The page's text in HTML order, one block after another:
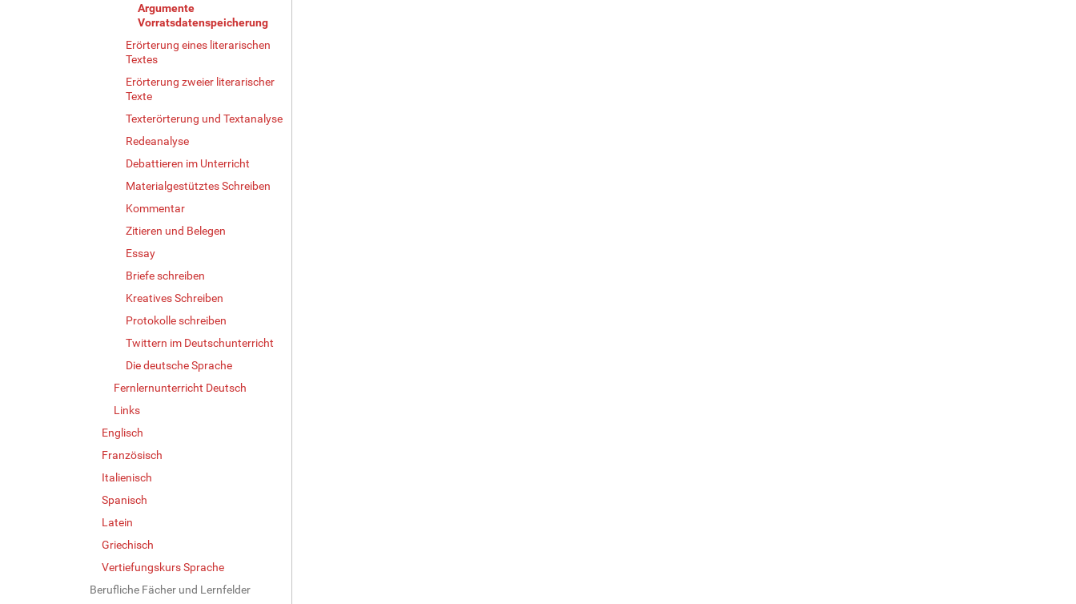
Argumente
Vorratsdatenspeicherung
Erörterung eines literarischen
Textes
Erörterung zweier literarischer
Texte
Texterörterung und Textanalyse
Redeanalyse
Debattieren im Unterricht
Materialgestütztes Schreiben
Kommentar
Zitieren und Belegen
Essay
Briefe schreiben
Kreatives Schreiben
Protokolle schreiben
Twittern im Deutschunterricht
Die deutsche Sprache
Fernlernunterricht Deutsch
Links
Englisch
Französisch
Italienisch
Spanisch
Latein
Griechisch
Vertiefungskurs Sprache
Berufliche Fächer und Lernfelder